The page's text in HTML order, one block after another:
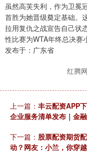
虽然高芙失利，作为卫冕
首胜为她晋级奠定基础。
拉用复仇之战宣告自己状
性比赛为WTA年终总决赛
发布于：广东省
红腾
上一篇： 丰云配资APP
企业服务清单发布｜金
下一篇： 股票配资期货
动？网友：小兰，你穿